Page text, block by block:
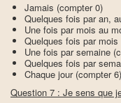
Jamais (compter 0)
Quelques fois par an,
Une fois par mois au
Quelques fois par
Une fois par semaine
Quelques fois par
Chaque jour (compter 6)
Question 7 : Je sens que